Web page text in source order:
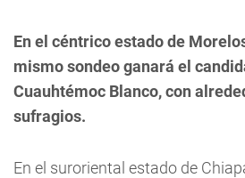
En el céntrico estado de
mismo sondeo ganará el
Cuauhtémoc Blanco, con
sufragios.
En el suroriental estado de